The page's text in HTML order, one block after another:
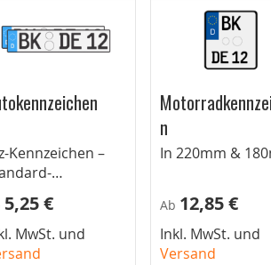
Kennzeichen –
5,25 €
MwSt. und
n
In 220mm &
Ab 12,85 €
Inkl. MwSt. und
Versand